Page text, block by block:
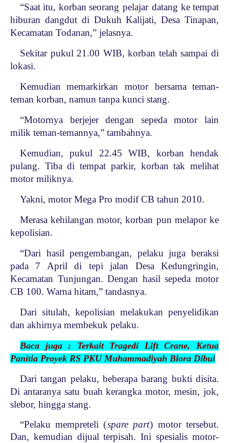
“Saat itu, korban seorang pelajar datang ke tempat
hiburan dangdut di Dukuh Kalijati, Desa Tinapan,
Kecamatan Todanan,” jelasnya.
Sekitar pukul 21.00 WIB, korban telah sampai di
lokasi.
Kemudian memarkirkan motor bersama teman-
teman korban, namun tanpa kunci stang.
“Motornya berjejer dengan sepeda motor lain
milik teman-temannya,” tambahnya.
Kemudian, pukul 22.45 WIB, korban hendak
pulang. Tiba di tempat parkir, korban tak melihat
motor miliknya.
Yakni, motor Mega Pro modif CB tahun 2010.
Merasa kehilangan motor, korban pun melapor ke
kepolisian.
“Dari hasil pengembangan, pelaku juga beraksi
pada 7 April di tepi jalan Desa Kedungringin,
Kecamatan Tunjungan. Dengan hasil sepeda motor
CB 100. Warna hitam,” tandasnya.
Dari situlah, kepolisian melakukan penyelidikan
dan akhirnya membekuk pelaku.
Baca juga : Terkait Tragedi Lift Crane, Ketua
Panitia Proyek RS PKU Muhammadiyah Blora Dibui
Dari tangan pelaku, beberapa barang bukti disita.
Di antaranya satu buah kerangka motor, mesin, jok,
slebor, hingga stang.
“Pelaku mempreteli (spare part) motor tersebut.
Dan, kemudian dijual terpisah. Ini spesialis motor-